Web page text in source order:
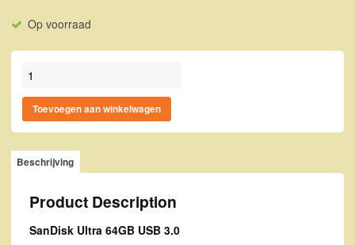
Op voorraad
SanDisk Ultra 64GB USB 3.0 aantal
Toevoegen aan winkelwagen
Beschrijving
Product Description
SanDisk Ultra 64GB USB 3.0